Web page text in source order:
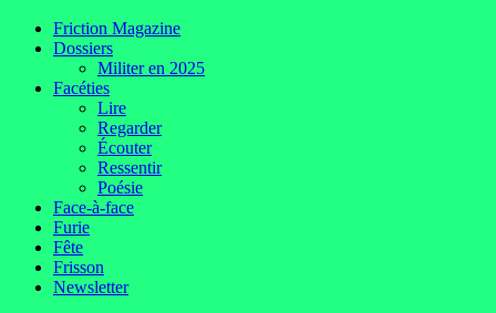
Friction Magazine
Dossiers
Militer en 2025
Facéties
Lire
Regarder
Écouter
Ressentir
Poésie
Face-à-face
Furie
Fête
Frisson
Newsletter